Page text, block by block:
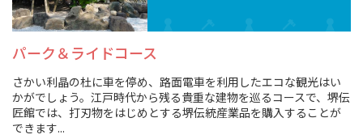
パーク＆ライドコース
さかい利晶の杜に車を停め、路面電車を利用したエコな観光はい
かがでしょう。江戸時代から残る貴重な建物を巡るコースで、堺伝
匠館では、打刃物をはじめとする堺伝統産業品を購入することが
できます...